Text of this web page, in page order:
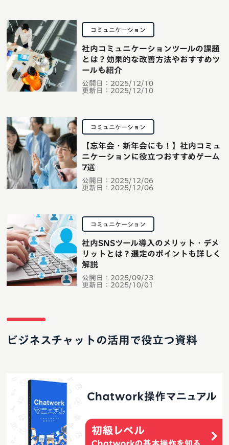
コミュニケーション
公開日： 2025/12/10
更新日： 2025/12/10
社内コミュニケーションツールの課題
とは？効果的な改善方法やおすすめツ
ールも紹介
コミュニケーション
公開日： 2025/12/06
更新日： 2025/12/06
【忘年会・新年会にも！】社内コミュ
ニケーションに役立つおすすめゲーム
7選
コミュニケーション
公開日： 2025/09/23
更新日： 2025/10/01
社内SNSツール導入のメリット・デメ
リットとは？選定のポイントも詳しく
解説
ビジネスチャットの活用で役立つ資料